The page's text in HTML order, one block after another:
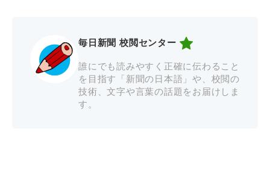
毎日新聞 校閲センター
誰にでも読みやすく正確に伝わること
を目指す「新聞の日本語」や、校閲の
技術、文字や言葉の話題をお届けしま
す。